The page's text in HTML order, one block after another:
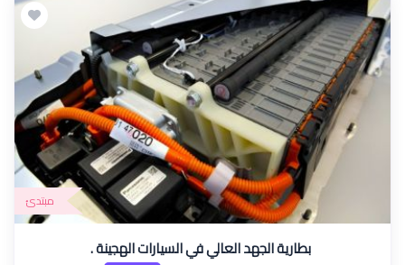
مبتدئ
بطارية الجهد العالي في السيارات الهجينة .